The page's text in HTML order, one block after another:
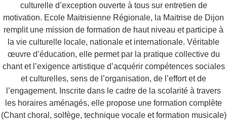
culturelle d’exception ouverte à tous sur entretien de
motivation. Ecole Maitrisienne Régionale, la Maitrise de Dijon
remplit une mission de formation de haut niveau et participe à
la vie culturelle locale, nationale et internationale. Véritable
œuvre d’éducation, elle permet par la pratique collective du
chant et l’exigence artistique d’acquérir compétences sociales
et culturelles, sens de l’organisation, de l’effort et de
l’engagement. Inscrite dans le cadre de la scolarité à travers
les horaires aménagés, elle propose une formation complète
(Chant choral, solfège, technique vocale et formation musicale)